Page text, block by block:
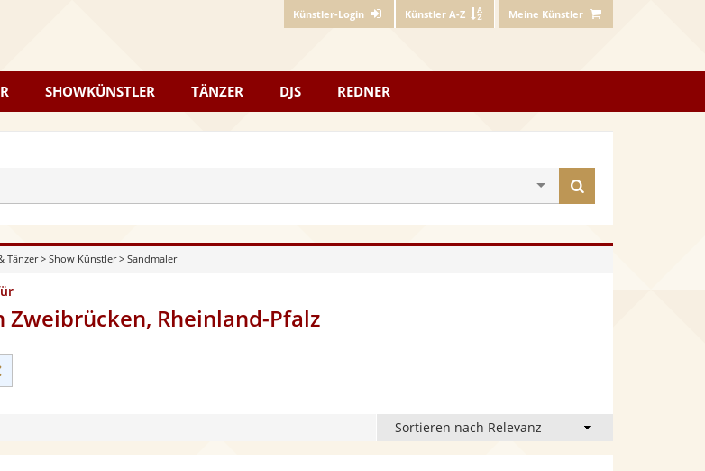
Künstler-Login Künstler A-Z Meine Künstler
SHOWKÜNSTLER TÄNZER DJS REDNER
finden
Tänzer> Show Künstler> Sandmaler
Zweibrücken, Rheinland-Pfalz